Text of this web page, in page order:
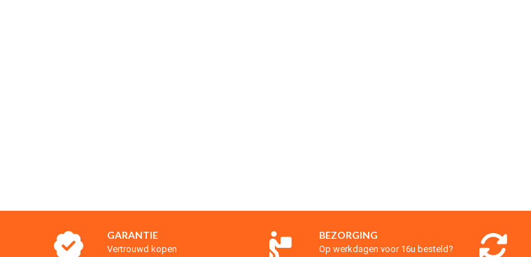
GARANTIE
Vertrouwd kopen
BEZORGING
Op werkdagen voor 16u besteld?